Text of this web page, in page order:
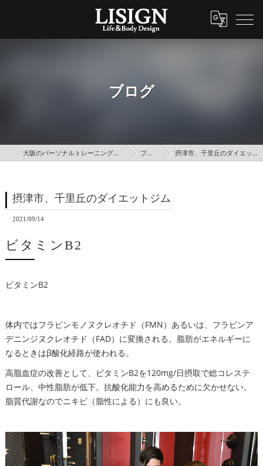
ブログ
大阪のパーソナルトレーニングはLISIGN ブログ 摂津市、千里丘のダイエットジム
摂津市、千里丘のダイエットジム
2021/09/14
ビタミンB2
ビタミンB2
体内ではフラビンモノヌクレオチド（FMN）あるいは、フラビンア
デニンジヌクレオチド（FAD）に変換される。脂肪がエネルギーに
なるときはβ酸化経路が使われる。
高脂血症の改善として、ビタミンB2を120mg/日摂取で総コレステ
ロール、中性脂肪が低下。抗酸化能力を高めるために欠かせない。
脂質代謝なのでニキビ（脂性による）にも良い。